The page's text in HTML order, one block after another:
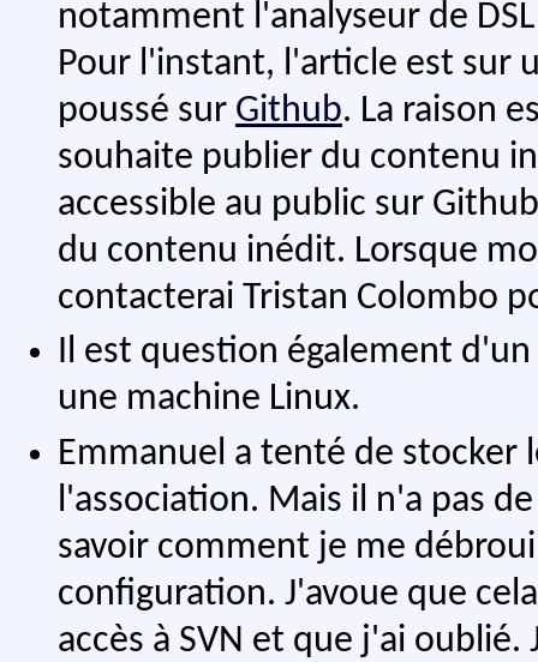
notamment l'analyseur de
Pour l'instant, l'article est sur
poussé sur Github. La raison
souhaite publier du contenu
accessible au public sur
du contenu inédit. Lorsque
contacterai Tristan Colombo
Il est question également
une machine Linux.
Emmanuel a tenté de stocker
l'association. Mais il n'a pas
savoir comment je me
configuration. J'avoue que
accès à SVN et que j'ai